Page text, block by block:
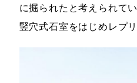
に掘られたと考えられて
竪穴式石室をはじめレプ